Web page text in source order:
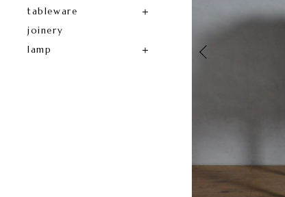
tableware
joinery
lamp